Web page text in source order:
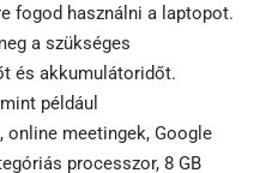
fogod használni a laptopot.
a szükséges
és akkumulátoridőt.
például
online meetingek, Google
processzor, 8 GB